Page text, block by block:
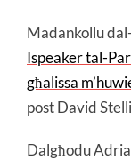
Madankollu
Ispeaker tal-
għalissa
post David
Dalgħodu